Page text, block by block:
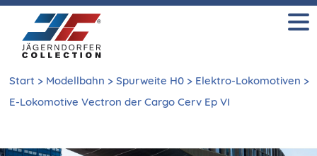
Start > Modellbahn > Spurweite H0 > Elektro-Lokomotiven >
E-Lokomotive Vectron der Cargo Cerv Ep VI